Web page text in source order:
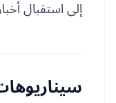
إلى استقبال